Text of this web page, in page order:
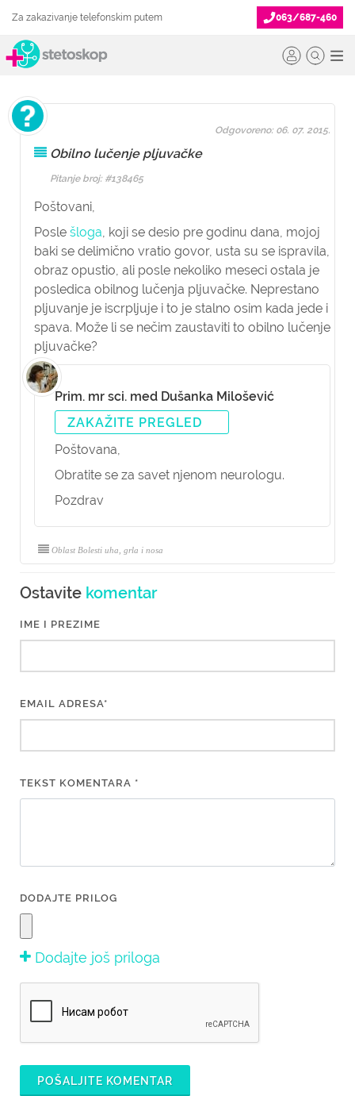
Za zakazivanje telefonskim putem 063/687-460
Obilno lučenje pljuvačke
Pitanje broj: #138465
Poštovani,
Posle šloga, koji se desio pre godinu dana, mojoj
baki se delimično vratio govor, usta su se ispravila,
obraz opustio, ali posle nekoliko meseci ostala je
posledica obilnog lučenja pljuvačke. Neprestano
pljuvanje je iscrpljuje i to je stalno osim kada jede i
spava. Može li se nečim zaustaviti to obilno lučenje
pljuvačke?
Odgovoreno: 06. 07. 2015.
Prim. mr sci. med Dušanka Milošević
ZAKAŽITE PREGLED
Poštovana,
Obratite se za savet njenom neurologu.
Pozdrav
Oblast Bolesti uha, grla i nosa
Ostavite komentar
IME I PREZIME
EMAIL ADRESA*
TEKST KOMENTARA *
DODAJTE PRILOG
Dodajte još priloga
POŠALJITE KOMENTAR